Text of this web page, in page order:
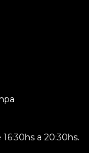
a 20:30hs.